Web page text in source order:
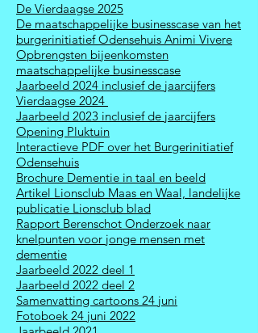
De Vierdaagse 2025
De maatschappelijke businesscase van het
burgerinitiatief Odensehuis Animi Vivere
Opbrengsten bijeenkomsten
maatschappelijke businesscase
Jaarbeeld 2024 inclusief de jaarcijfers
Vierdaagse 2024
Jaarbeeld 2023 inclusief de jaarcijfers
Opening Pluktuin
Interactieve PDF over het Burgerinitiatief
Odensehuis
Brochure Dementie in taal en beeld
Artikel Lionsclub Maas en Waal, landelijke
publicatie Lionsclub blad
Rapport Berenschot Onderzoek naar
knelpunten voor jonge mensen met
dementie
Jaarbeeld 2022 deel 1
Jaarbeeld 2022 deel 2
Samenvatting cartoons 24 juni
Fotoboek 24 juni 2022